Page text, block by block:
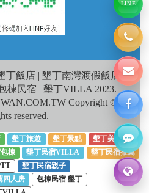
丁飯店 | 墾丁南灣渡假飯店
棟民宿 | 墾丁VILLA 2023.
Copyright ©
reserved.
墾丁旅遊 墾丁景點
墾丁美食
棟 墾丁民宿VILLA
墾丁民宿推薦
墾丁民宿親子
四人房
包棟民宿 墾丁
LINE